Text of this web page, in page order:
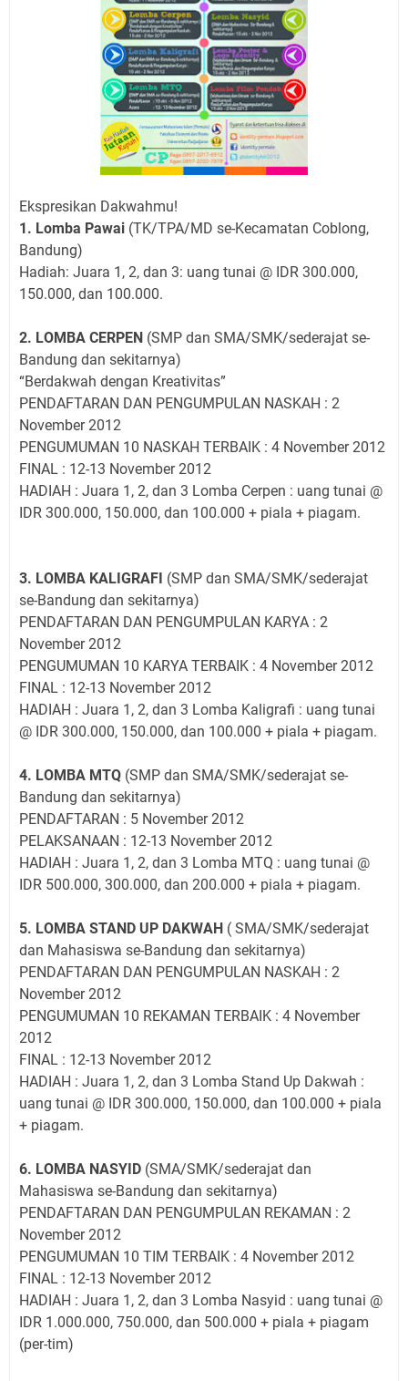
Ekspresikan Dakwahmu!
1. Lomba Pawai (TK/TPA/MD se-Kecamatan Coblong,
Bandung)
Hadiah: Juara 1, 2, dan 3: uang tunai @ IDR 300.000,
150.000, dan 100.000.
2. LOMBA CERPEN (SMP dan SMA/SMK/sederajat se-
Bandung dan sekitarnya)
“Berdakwah dengan Kreativitas”
PENDAFTARAN DAN PENGUMPULAN NASKAH : 2
November 2012
PENGUMUMAN 10 NASKAH TERBAIK : 4 November 2012
FINAL : 12-13 November 2012
HADIAH : Juara 1, 2, dan 3 Lomba Cerpen : uang tunai @
IDR 300.000, 150.000, dan 100.000 + piala + piagam.
3. LOMBA KALIGRAFI (SMP dan SMA/SMK/sederajat
se-Bandung dan sekitarnya)
PENDAFTARAN DAN PENGUMPULAN KARYA : 2
November 2012
PENGUMUMAN 10 KARYA TERBAIK : 4 November 2012
FINAL : 12-13 November 2012
HADIAH : Juara 1, 2, dan 3 Lomba Kaligrafi : uang tunai
@ IDR 300.000, 150.000, dan 100.000 + piala + piagam.
4. LOMBA MTQ (SMP dan SMA/SMK/sederajat se-
Bandung dan sekitarnya)
PENDAFTARAN : 5 November 2012
PELAKSANAAN : 12-13 November 2012
HADIAH : Juara 1, 2, dan 3 Lomba MTQ : uang tunai @
IDR 500.000, 300.000, dan 200.000 + piala + piagam.
5. LOMBA STAND UP DAKWAH ( SMA/SMK/sederajat
dan Mahasiswa se-Bandung dan sekitarnya)
PENDAFTARAN DAN PENGUMPULAN NASKAH : 2
November 2012
PENGUMUMAN 10 REKAMAN TERBAIK : 4 November
2012
FINAL : 12-13 November 2012
HADIAH : Juara 1, 2, dan 3 Lomba Stand Up Dakwah :
uang tunai @ IDR 300.000, 150.000, dan 100.000 + piala
+ piagam.
6. LOMBA NASYID (SMA/SMK/sederajat dan
Mahasiswa se-Bandung dan sekitarnya)
PENDAFTARAN DAN PENGUMPULAN REKAMAN : 2
November 2012
PENGUMUMAN 10 TIM TERBAIK : 4 November 2012
FINAL : 12-13 November 2012
HADIAH : Juara 1, 2, dan 3 Lomba Nasyid : uang tunai @
IDR 1.000.000, 750.000, dan 500.000 + piala + piagam
(per-tim)